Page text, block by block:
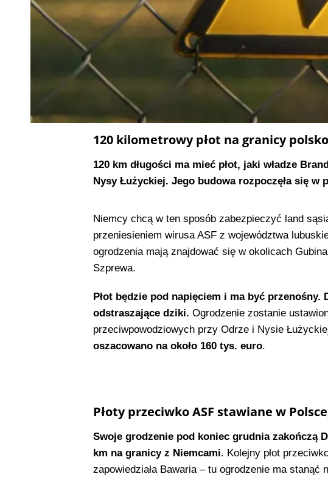
120 kilometrowy płot na granicy
120 km długości ma mieć płot, jaki władze
Nysy Łużyckiej. Jego budowa rozpoczęła się w
Niemcy chcą w ten sposób zabezpieczyć land
przeniesieniem wirusa ASF z województwa
ogrodzenia mają znajdować się w okolicach
Szprewa.
Płot będzie pod napięciem i ma być
odstraszające dziki. Ogrodzenie zostanie
przeciwpowodziowych przy Odrze i Nysie
oszacowano na około 160 tys. euro.
Płoty przeciwko ASF stawiane w
Swoje grodzenie pod koniec grudnia zakończą
km na granicy z Niemcami. Kolejny płot
zapowiedziała Bawaria – tu ogrodzenie ma stanąć